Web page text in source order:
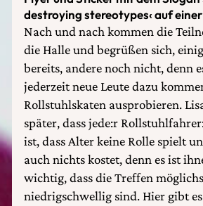
destroying stereotypes‹ auf
Nach und nach kommen die
die Halle und begrüßen sich,
bereits, andere noch nicht, denn
jederzeit neue Leute dazu
Rollstuhlskaten ausprobieren.
später, dass jede:r
ist, dass Alter keine Rolle spielt
auch nichts kostet, denn es ist
wichtig, dass die Treffen
niedrigschwellig sind. Hier gibt